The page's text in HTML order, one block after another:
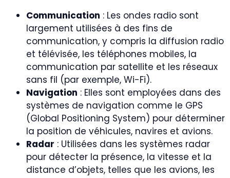
Communication : Les ondes radio sont
largement utilisées à des fins de
communication, y compris la diffusion radio
et télévisée, les téléphones mobiles, la
communication par satellite et les réseaux
sans fil (par exemple, Wi-Fi).
Navigation : Elles sont employées dans des
systèmes de navigation comme le GPS
(Global Positioning System) pour déterminer
la position de véhicules, navires et avions.
Radar : Utilisées dans les systèmes radar
pour détecter la présence, la vitesse et la
distance d’objets, telles que les avions, les